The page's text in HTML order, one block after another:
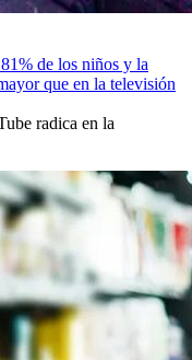
de los niños y la
que en la televisión
radica en la